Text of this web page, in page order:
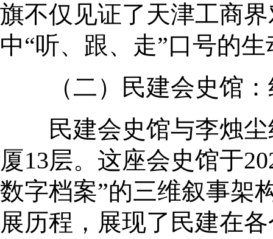
旗不仅见证了天津工商
中“听、跟、走”口号的
（二）民建会史馆：
民建会史馆与李烛尘
厦13层。这座会史馆于
数字档案”的三维叙事架
展历程，展现了民建在